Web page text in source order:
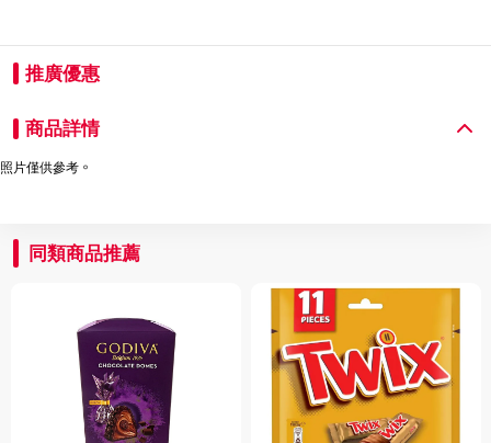
推廣優惠
商品詳情
照片僅供參考。
同類商品推薦